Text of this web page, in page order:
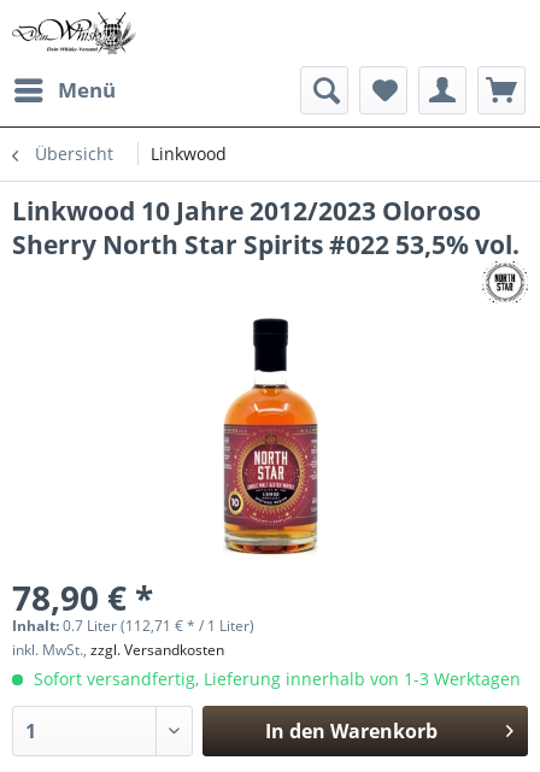
Menü
Übersicht Linkwood
Linkwood 10 Jahre 2012/2023 Oloroso
Sherry North Star Spirits #022 53,5% vol.
78,90 € *
Inhalt:0.7 Liter (112,71 € * / 1 Liter)
inkl. MwSt., zzgl. Versandkosten
Sofort versandfertig, Lieferung innerhalb von 1-3 Werktagen
In den Warenkorb